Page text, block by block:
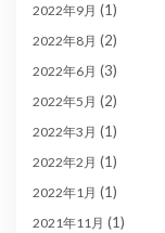
2022年9月 (1)
2022年8月 (2)
2022年6月 (3)
2022年5月 (2)
2022年3月 (1)
2022年2月 (1)
2022年1月 (1)
2021年11月 (1)